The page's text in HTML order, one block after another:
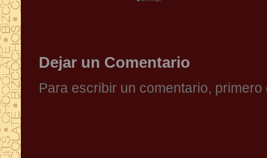
Dejar un Comentario
Para escribir un comentario,